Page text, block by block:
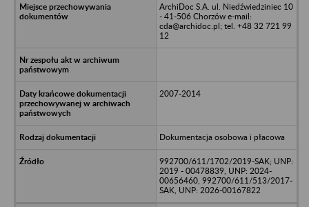
ArchiDoc S.A. ul. Niedźwiedziniec 10
- 41-506 Chorzów e-mail:
cda@archidoc.pl; tel. +48 32 721 99
12
2007-2014
Dokumentacja osobowa i płacowa
992700/611/1702/2019-SAK; UNP:
2019 - 00478839, UNP: 2024-
00656460, 992700/611/513/2017-
SAK, UNP: 2026-00167822